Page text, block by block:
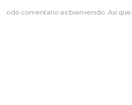
odo comentario es bienvenido. Así que...